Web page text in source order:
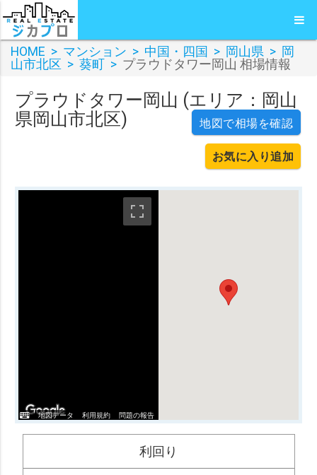
HOME > マンション > 中国・四国 > 岡山県 > 岡
山市北区 > 葵町 > プラウドタワー岡山 相場情報
プラウドタワー岡山 (エリア：岡山
県岡山市北区)
地図で相場を確認
お気に入り追加
地図データ 利用規約 問題の報告
利回り